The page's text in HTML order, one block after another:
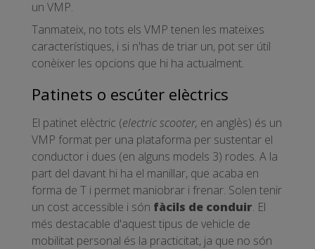
un VMP.
Tanmateix, no tots els VMP tenen les mateixes
característiques, i si n'has de triar un, pot ser útil
conèixer les opcions que hi ha actualment.
Patinets o escúter elèctrics
El patinet elèctric (electric scooter, en anglès) és un
VMP format per una plataforma per sustentar el
conductor i dues (en alguns models 3) rodes. A la
part del davant hi ha el manillar, que acaba en
forma de T i permet maniobrar i frenar. Solen tenir
un cost accessible i són fàcils de conduir. El
més destacable d'aquest tipus de vehicle de
mobilitat personal és la practicitat, ja que no són